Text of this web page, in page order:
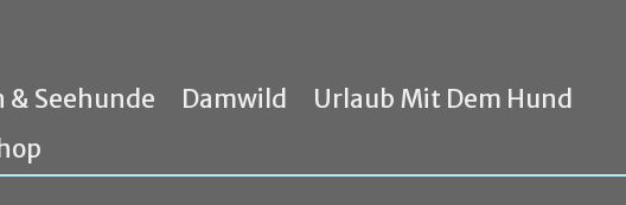
& Seehunde Damwild
Urlaub Mit Dem Hund